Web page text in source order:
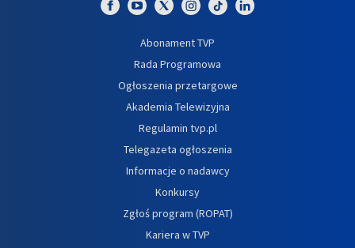
Abonament TVP
Rada Programowa
Ogłoszenia przetargowe
Akademia Telewizyjna
Regulamin tvp.pl
Telegazeta ogłoszenia
Informacje o nadawcy
Konkursy
Zgłoś program (ROPAT)
Kariera w TVP